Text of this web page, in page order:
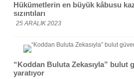
Hükümetlerin en büyük kâbusu
sızıntıları
25 ARALIK 2023
“Koddan Buluta Zekasıyla” bulut
yaratıyor